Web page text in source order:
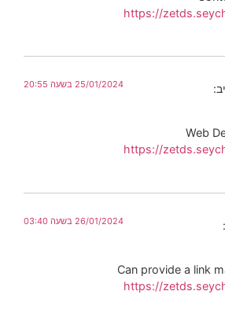
https://
25/01/2024 בשעה 20:55
Web
https://
26/01/2024 בשעה 03:40
Can provide a link
https://